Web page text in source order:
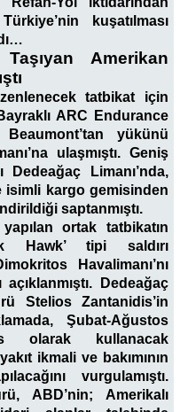
kuşatılması
Amerikan
tatbikat için
ARC Endurance
yükünü
ulaşmıştı. Geniş
Dedeağaç Limanı’nda,
isimli kargo gemisinden
saptanmıştı.
ortak tatbikatın
Hawk’ tipi saldırı
Havalimanı’nı
Dedeağaç
Stelios Zantanidis’in
Şubat-Ağustos
olarak kullanacak
ikmali ve bakımının
vurgulamıştı.
ABD’nin; Amerikalı